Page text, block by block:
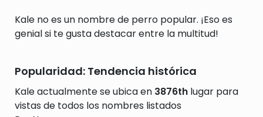
Kale no es un nombre de perro popular. ¡Eso es
genial si te gusta destacar entre la multitud!
Popularidad: Tendencia histórica
Kale actualmente se ubica en 3876th lugar para
vistas de todos los nombres listados